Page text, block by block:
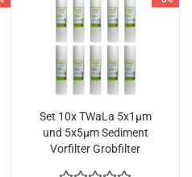
Set 10x TWaLa 5x1µm
und 5x5µm Sediment
Vorfilter Grobfilter